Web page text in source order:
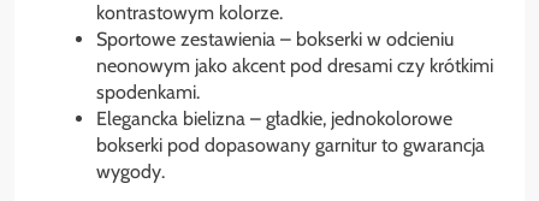
kontrastowym kolorze.
Sportowe zestawienia – bokserki w odcieniu
neonowym jako akcent pod dresami czy krótkimi
spodenkami.
Elegancka bielizna – gładkie, jednokolorowe
bokserki pod dopasowany garnitur to gwarancja
wygody.